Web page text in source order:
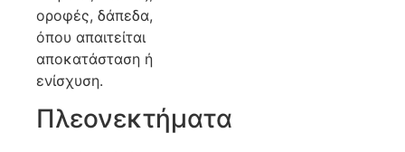
οροφές, δάπεδα,
όπου απαιτείται
αποκατάσταση ή
ενίσχυση.
Πλεονεκτήματα